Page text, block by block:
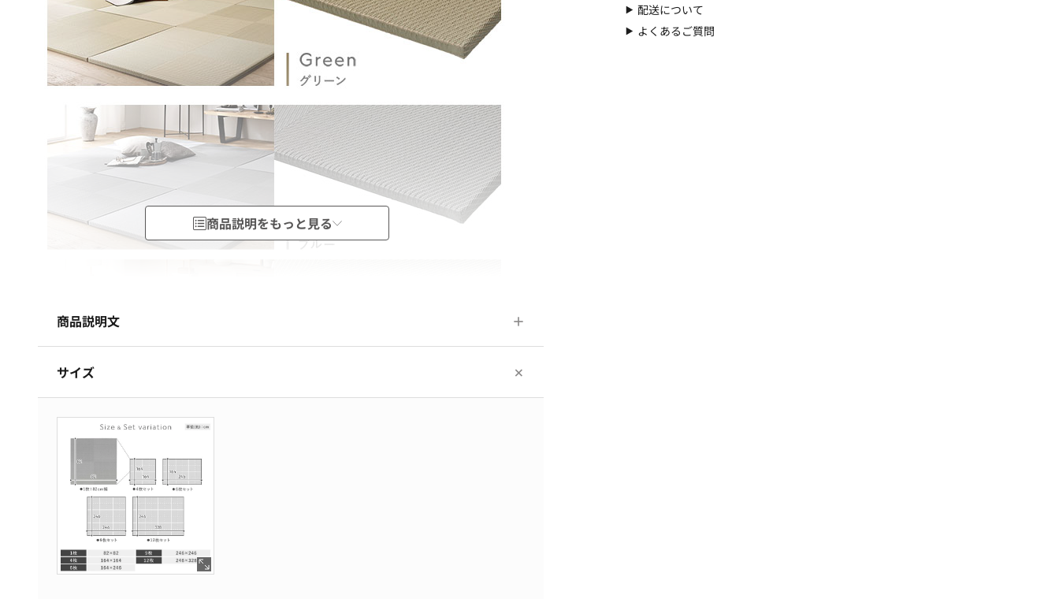
配送について
よくあるご質問
商品説明をもっと見る
商品説明文
※こちらは「1枚(単品)」の販売ページになります。
暮らしに和の心地よさを
・上品で洗練された市松模様
・心和む柔らかな色彩
・水拭きできる機能性に優れた樹脂畳
■Color variation
アイボリー
グリーン
ブルー
ライトグリーン
サイズ